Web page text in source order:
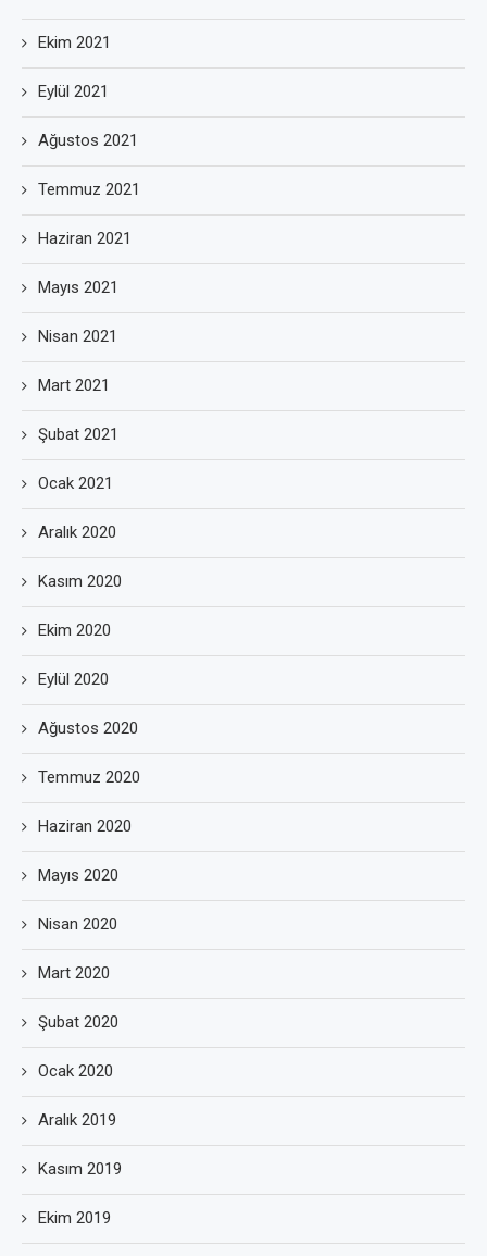
Ekim 2021
Eylül 2021
Ağustos 2021
Temmuz 2021
Haziran 2021
Mayıs 2021
Nisan 2021
Mart 2021
Şubat 2021
Ocak 2021
Aralık 2020
Kasım 2020
Ekim 2020
Eylül 2020
Ağustos 2020
Temmuz 2020
Haziran 2020
Mayıs 2020
Nisan 2020
Mart 2020
Şubat 2020
Ocak 2020
Aralık 2019
Kasım 2019
Ekim 2019